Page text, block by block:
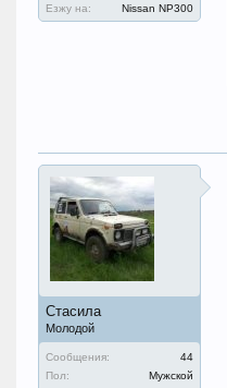
Езжу на:
Nissan NP300
Стасила
Молодой
Сообщения:
44
Пол:
Мужской